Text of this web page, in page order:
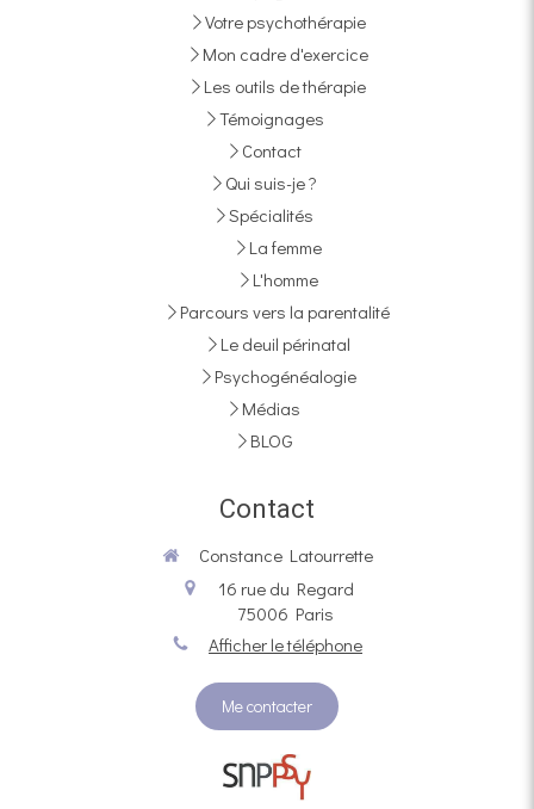
Votre psychothérapie
Mon cadre d'exercice
Les outils de thérapie
Témoignages
Contact
Qui suis-je ?
Spécialités
La femme
L'homme
Parcours vers la parentalité
Le deuil périnatal
Psychogénéalogie
Médias
BLOG
Contact
Constance Latourrette
16 rue du Regard
75006 Paris
Afficher le téléphone
Me contacter